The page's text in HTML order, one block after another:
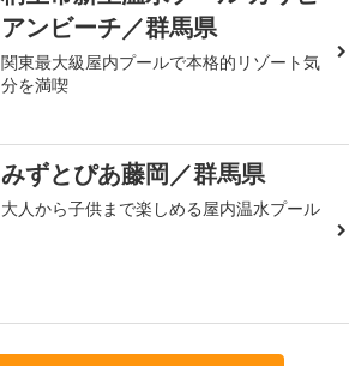
アンビーチ／群馬県
関東最大級屋内プールで本格的リゾート気
分を満喫
みずとぴあ藤岡／群馬県
大人から子供まで楽しめる屋内温水プール